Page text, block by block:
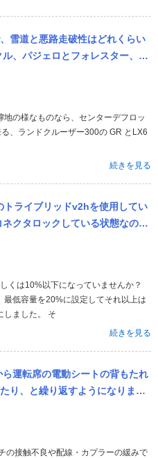
雪道と悪路走破性はどれくらい
、パジェロとフォレスター、R
ダーなど。
地の様なものなら、センターデフロッ
、ランドクルーザー300の GR とLX6
続きを見る
ライブリッドv2hを使用してい
クタロックしている状態なので
に充電されず、余剰分は売電さ
くは10%以下になっていませんか？
低容量を20%に設定してそれ以上は
しました。 そ
続きを見る
運転席の電動シートの背もたれ
り、と繰り返すようになりまし
すか？ ちなみにGG3のアウト
の接触不良や配線・カプラーの緩みで